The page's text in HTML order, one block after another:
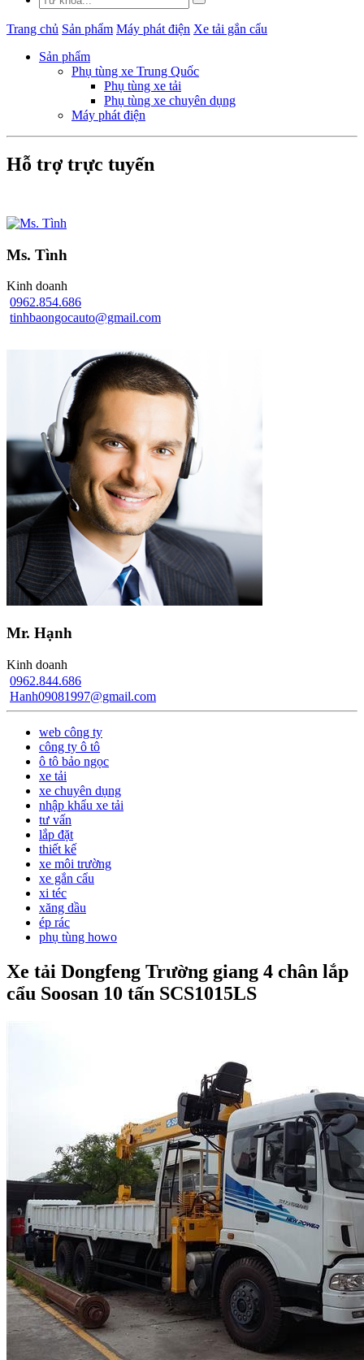
Trang chủ Sản phẩm Máy phát điện Xe tải gắn cẩu
Sản phẩm
Phụ tùng xe Trung Quốc
Phụ tùng xe tải
Phụ tùng xe chuyên dụng
Máy phát điện
Hỗ trợ trực tuyến
Ms. Tình
Kinh doanh
0962.854.686
tinhbaongocauto@gmail.com
Mr. Hạnh
Kinh doanh
0962.844.686
Hanh09081997@gmail.com
web công ty
công ty ô tô
ô tô bảo ngọc
xe tải
xe chuyên dụng
nhập khẩu xe tải
tư vấn
lắp đặt
thiết kế
xe môi trường
xe gắn cẩu
xi téc
xăng dầu
ép rác
phụ tùng howo
Xe tải Dongfeng Trường giang 4 chân lắp
cẩu Soosan 10 tấn SCS1015LS